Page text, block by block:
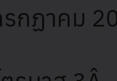
กฏาคม